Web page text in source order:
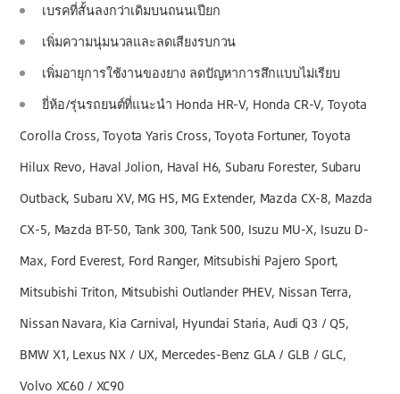
เบรคที่สั้นลงกว่าเดิมบนถนนเปียก
เพิ่มความนุ่มนวลและลดเสียงรบกวน
เพิ่มอายุการใช้งานของยาง ลดปัญหาการสึกแบบไม่เรียบ
ยี่ห้อ/รุ่นรถยนต์ที่แนะนำ Honda HR-V, Honda CR-V, Toyota
Corolla Cross, Toyota Yaris Cross, Toyota Fortuner, Toyota
Hilux Revo, Haval Jolion, Haval H6, Subaru Forester, Subaru
Outback, Subaru XV, MG HS, MG Extender, Mazda CX-8, Mazda
CX-5, Mazda BT-50, Tank 300, Tank 500, Isuzu MU-X, Isuzu D-
Max, Ford Everest, Ford Ranger, Mitsubishi Pajero Sport,
Mitsubishi Triton, Mitsubishi Outlander PHEV, Nissan Terra,
Nissan Navara, Kia Carnival, Hyundai Staria, Audi Q3 / Q5,
BMW X1, Lexus NX / UX, Mercedes-Benz GLA / GLB / GLC,
Volvo XC60 / XC90